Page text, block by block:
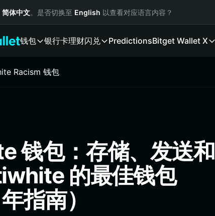
简体中文。是否切换至 English 以查看对应语言内容？
钱包 银行卡理财闪兑 PredictionsBitget Wallet X
Racism 钱包
钱包：存储、发送和
的最佳钱包
指南）